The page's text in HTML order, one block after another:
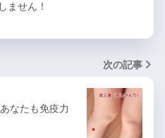
ません！
次の記事
なたも免疫力